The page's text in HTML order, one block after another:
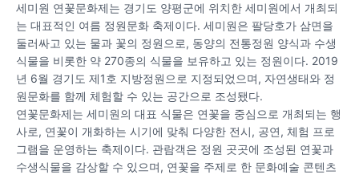
세미원 연꽃문화제는 경기도 양평군에 위치한 세미원에서 개최되
는 대표적인 여름 정원문화 축제이다. 세미원은 팔당호가 삼면을
둘러싸고 있는 물과 꽃의 정원으로, 동양의 전통정원 양식과 수생
식물을 비롯한 약 270종의 식물을 보유하고 있는 정원이다. 2019
년 6월 경기도 제1호 지방정원으로 지정되었으며, 자연생태와 정
원문화를 함께 체험할 수 있는 공간으로 조성됐다.
연꽃문화제는 세미원의 대표 식물은 연꽃을 중심으로 개최되는 행
사로, 연꽃이 개화하는 시기에 맞춰 다양한 전시, 공연, 체험 프로
그램을 운영하는 축제이다. 관람객은 정원 곳곳에 조성된 연꽃과
수생식물을 감상할 수 있으며, 연꽃을 주제로 한 문화예술 콘텐츠